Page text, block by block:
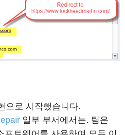
으로 시작했습니다.
일부 부서에서는. 팀은